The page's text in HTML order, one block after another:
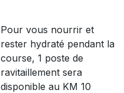
Pour vous nourrir et
rester hydraté pendant la
course, 1 poste de
ravitaillement sera
disponible au KM 10